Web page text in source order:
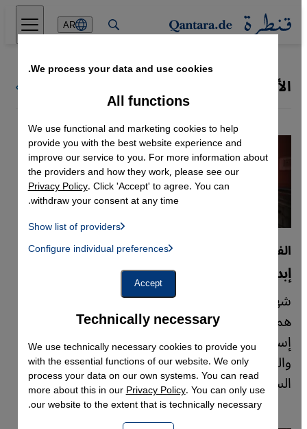
Direkt zum Inhalt springen
AR
الأنظمة السلطوية
الفن في إسطنبول
إبداع على أرض مضطربة
شهدت تركيا في سبتمبر/أيلول حدثين فنيين بارزين
هما معرض إسطنبول للفن المعاصر، وبينالي
إسطنبول الثامن عشر، حيث ابتكر الفنانون
والمنظمون طرقًا وأعمال إبداعية لمواجهة الأزمة
السياسية والرقابة المتزايدة.
We process your data and use cookies.
Technically necessary
We use technically necessary cookies to provide you
with the essential functions of our website. We only
process your data on our own systems. You can read
more about this in ourPrivacy Policy. You can only use
our website to the extent that is technically necessary.
All functions
We use functional and marketing cookies to help
provide you with the best website experience and
improve our service to you. For more information about
the providers and how they work, please see our
Privacy Policy. Click 'Accept' to agree. You can
withdraw your consent at any time.
Show list of providers
Instagram Embed, Twitter Embed, Youtube Embed
Facebook Embed / Facebook Connect
Google Maps Embed
Configure individual preferences
Accept